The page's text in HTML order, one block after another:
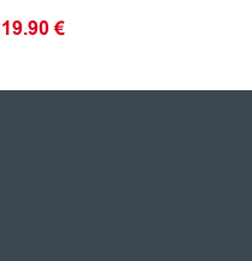
19.90€